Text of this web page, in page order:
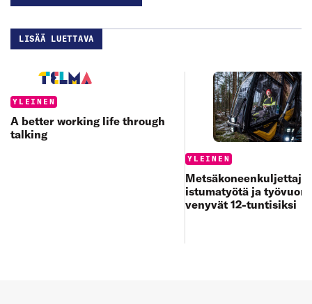
LISÄÄ LUETTAVA
Categories:
YLEINEN
A better working life through
talking
Categories:
YLEINEN
istumatyötä ja
venyvät 12-tuntisiksi